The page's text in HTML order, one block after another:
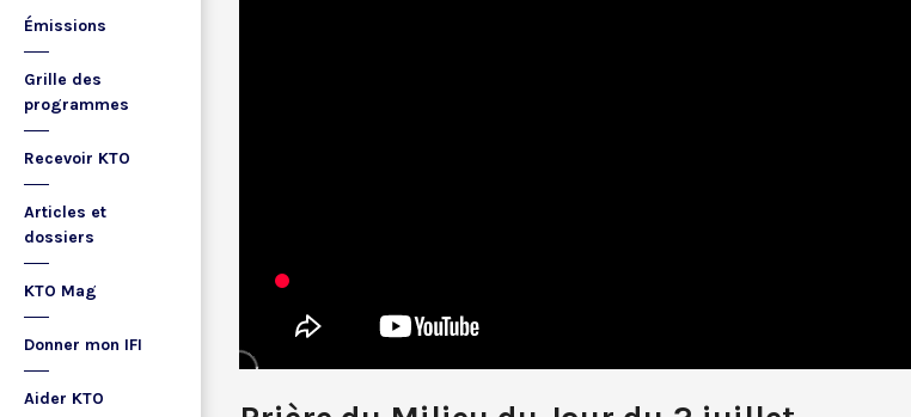
Émissions
Grille des
programmes
Recevoir KTO
Articles et
dossiers
KTO Mag
Donner mon IFI
Aider KTO